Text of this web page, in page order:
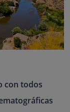
con todos